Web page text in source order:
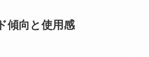
傾向と使用感